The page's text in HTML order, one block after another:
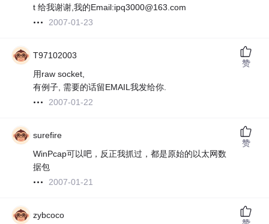
t 给我谢谢,我的Email:ipq3000@163.com
2007-01-23
T97102003
用raw socket,
有例子, 需要的话留EMAIL我发给你.
2007-01-22
赞
surefire
WinPcap可以吧，反正我抓过，都是原始的以太网数
据包
2007-01-21
赞
zybcoco